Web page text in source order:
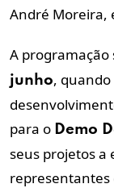
André Moreira,
A programação
junho,
para o Demo
seus projetos a
representantes